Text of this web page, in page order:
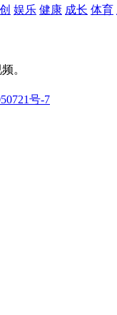
娱乐 健康 成长 体育
。
号-7